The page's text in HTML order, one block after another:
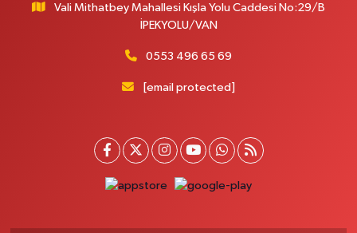
Engin Eczanesi
Beyazıt Mahallesi, Zeylan Caddesi No:46 A Erciş Van
Yol Tarifi Al
Muhammed Eczanesi
0 (432) 712 22 87 Yol Tarifi Al
Otogar Eczanesi
Vali Mithatbey Mahallesi Kışla Yolu Caddesi No:29/B
İPEKYOLU/VAN
0553 496 65 69
[email protected]